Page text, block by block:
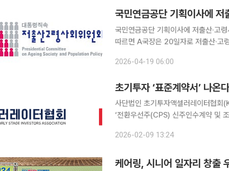
국민연금공단 기획이사에 저
국민연금공단 기획이사에 저출산·고령사
따르면 A국장은 20일자로 저출산·고
사 공개모집을 진행한 바 있다. 기획
2026-04-19 06:00
초기투자 ‘표준계약서’ 나
사단법인 초기투자액셀러레이터협회
‘전환우선주(CPS) 신주인수계약 및
다. 협회는 그동안 벤처캐피탈(VC)
2026-02-09 13:24
케어링, 시니어 일자리 창출